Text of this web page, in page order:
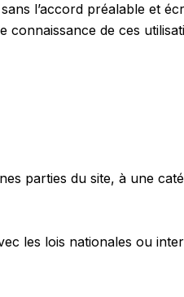
l’accord préalable et
connaissance de ces
parties du site, à une
les lois nationales ou